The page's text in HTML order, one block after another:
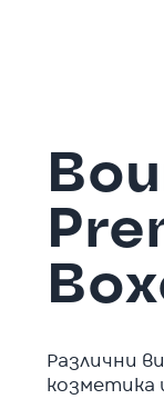
Различни
козметика